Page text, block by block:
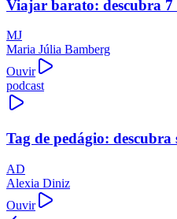
Viajar barato: descubra 7
MJ
Maria Júlia Bamberg
Ouvir
podcast
Tag de pedágio: descubra
AD
Alexia Diniz
Ouvir